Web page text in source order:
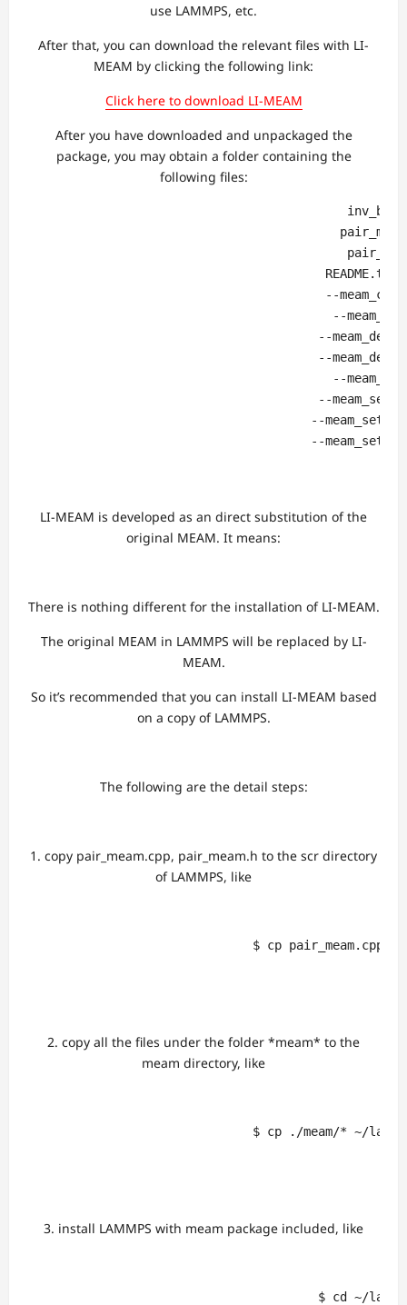
use LAMMPS, etc.
After that, you can download the relevant files with LI-
MEAM by clicking the following link:
Click here to download LI-MEAM
After you have downloaded and unpackaged the
package, you may obtain a folder containing the
following files:
README.txt
--
--
--
--
--
--
--
--
LI-MEAM is developed as an direct substitution of the
original MEAM. It means:
There is nothing different for the installation of LI-MEAM.
The original MEAM in LAMMPS will be replaced by LI-
MEAM.
So it’s recommended that you can install LI-MEAM based
on a copy of LAMMPS.
The following are the detail steps:
1. copy pair_meam.cpp, pair_meam.h to the scr directory
of LAMMPS, like
$ cp pair_meam.cpp
2. copy all the files under the folder *meam* to the
meam directory, like
$ cp ./meam/* ~/
3. install LAMMPS with meam package included, like
$ cd ~/